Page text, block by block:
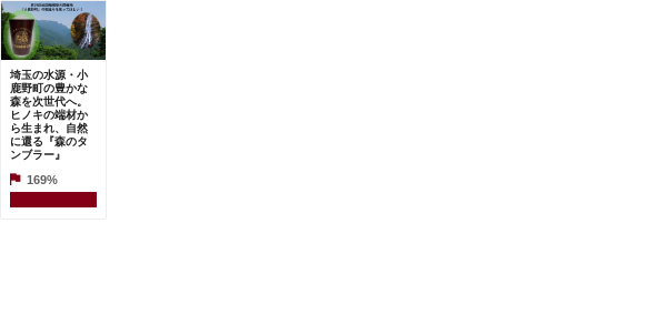
埼玉の水源・小
鹿野町の豊かな
森を次世代へ。
ヒノキの端材か
ら生まれ、自然
に還る『森のタ
ンブラー』
169%